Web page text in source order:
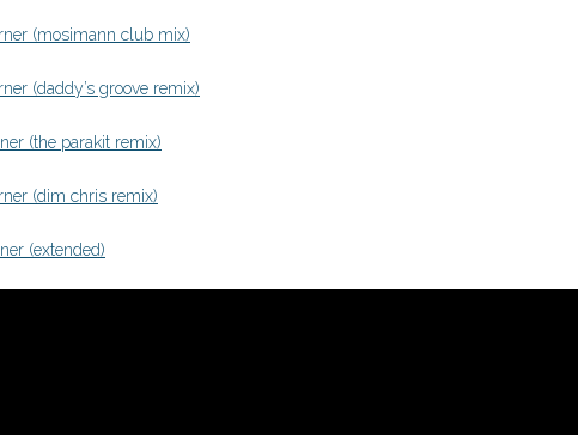
(mosimann club mix)
(daddy’s groove remix)
(the parakit remix)
(dim chris remix)
(extended)